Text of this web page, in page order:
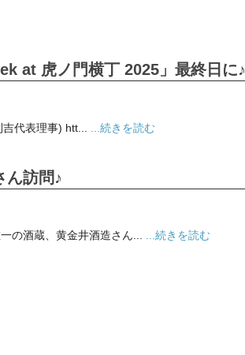
at 虎ノ門横丁 2025」最終日に♪
代表理事) htt... ...続きを読む
ん訪問♪
の酒蔵、黄金井酒造さん... ...続きを読む